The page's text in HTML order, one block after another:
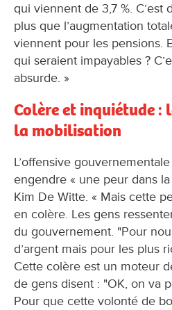
qui viennent de 3,7 %.
plus que l’augmentation
viennent pour les pensions.
qui seraient impayables ?
absurde. »
Colère et inquiétude :
la mobilisation
L’offensive
engendre « une peur dans
Kim De Witte. « Mais cette
en colère. Les gens
du gouvernement. "Pour
d’argent mais pour les plus
Cette colère est un moteur
de gens disent : "OK, on va
Pour que cette volonté de